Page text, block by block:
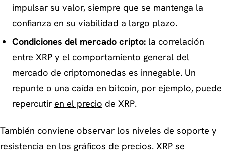
impulsar su valor, siempre que se mantenga la
confianza en su viabilidad a largo plazo.
Condiciones del mercado cripto:la correlación
entre XRP y el comportamiento general del
mercado de criptomonedas es innegable. Un
repunte o una caída en bitcoin, por ejemplo, puede
repercutir en el precio de XRP.
También conviene observar los niveles de soporte y
resistencia en los gráficos de precios. XRP se